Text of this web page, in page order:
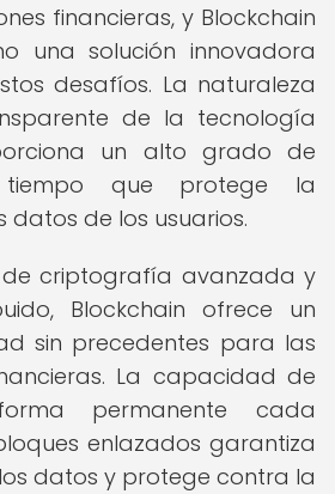
financieras, y Blockchain
una solución innovadora
desafíos. La naturaleza
de la tecnología
un alto grado de
que protege la
de los usuarios.
de criptografía avanzada y
Blockchain ofrece un
sin precedentes para las
La capacidad de
permanente cada
enlazados garantiza
datos y protege contra la